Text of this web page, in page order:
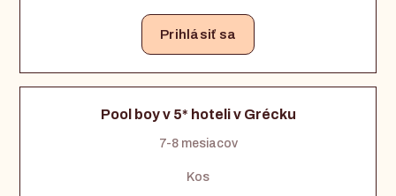
Prihlásiť sa
Pool boy v 5* hoteli v Grécku
7-8 mesiacov
Kos